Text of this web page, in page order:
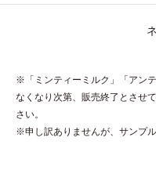
*2 レモングラス葉/茎エキ
センチフォリアバラ花エキ
ドウ葉エキス、カミツレ花
※「ミンティーミルク」「アン
なくなり次第、販売終了とさせ
さい。
※申し訳ありませんが、サンプル